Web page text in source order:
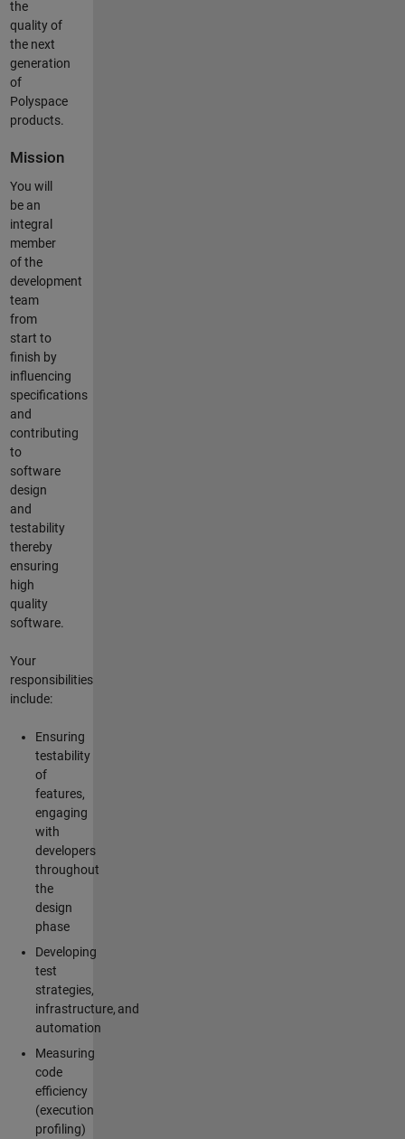
the
quality of
the next
generation
of
Polyspace
products.
Mission
You will
be an
integral
member
of the
development
team
from
start to
finish by
influencing
specifications
and
contributing
to
software
design
and
testability
thereby
ensuring
high
quality
software.
Your
responsibilities
include:
Ensuring
testability
of
features,
engaging
with
developers
throughout
the
design
phase
Developing
test
strategies,
infrastructure, and
automation
Measuring
code
efficiency
(execution
profiling)